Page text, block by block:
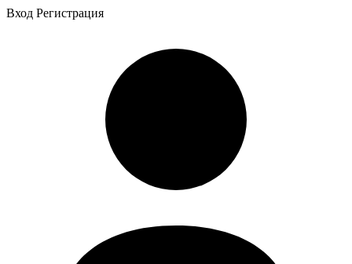
Вход Регистрация